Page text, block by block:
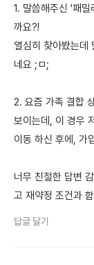
1. 말씀해주신 '패
까요?!
열심히 찾아봤는데
네요 ;ㅁ;
2. 요즘 가족 결합
보이는데, 이 경우
이동 하신 후에, 가
너무 친절한 답변
고 재약정 조건과
답글 달기